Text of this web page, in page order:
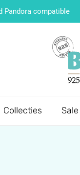
Pandora compatible
Collecties Sale